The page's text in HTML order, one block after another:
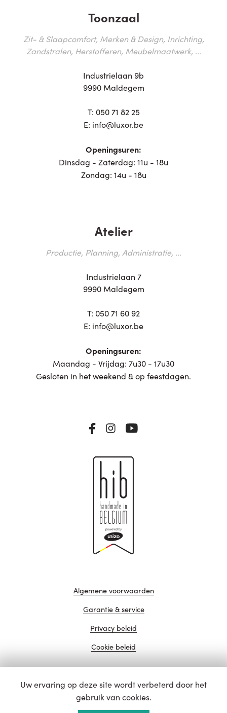
Toonzaal
Zit- & Slaapcomfort, Merken & Design, Inrichting,
Zandstralen, Herstofferen, Meubelmaatwerk, ...
Industrielaan 9b
9990 Maldegem
T: 050 71 82 25
E: info@luxor.be
Openingsuren:
Dinsdag - Zaterdag: 11u - 18u
Zondag: 14u - 18u
Atelier
Productie, Planning, Administratie, ...
Industrielaan 7
9990 Maldegem
T: 050 71 60 92
E: info@luxor.be
Openingsuren:
Maandag - Vrijdag: 7u30 - 17u30
Gesloten in het weekend & op feestdagen.
Algemene voorwaarden
Garantie & service
Privacy beleid
Cookie beleid
website door
Uw ervaring op deze site wordt verbeterd door het
gebruik van cookies.